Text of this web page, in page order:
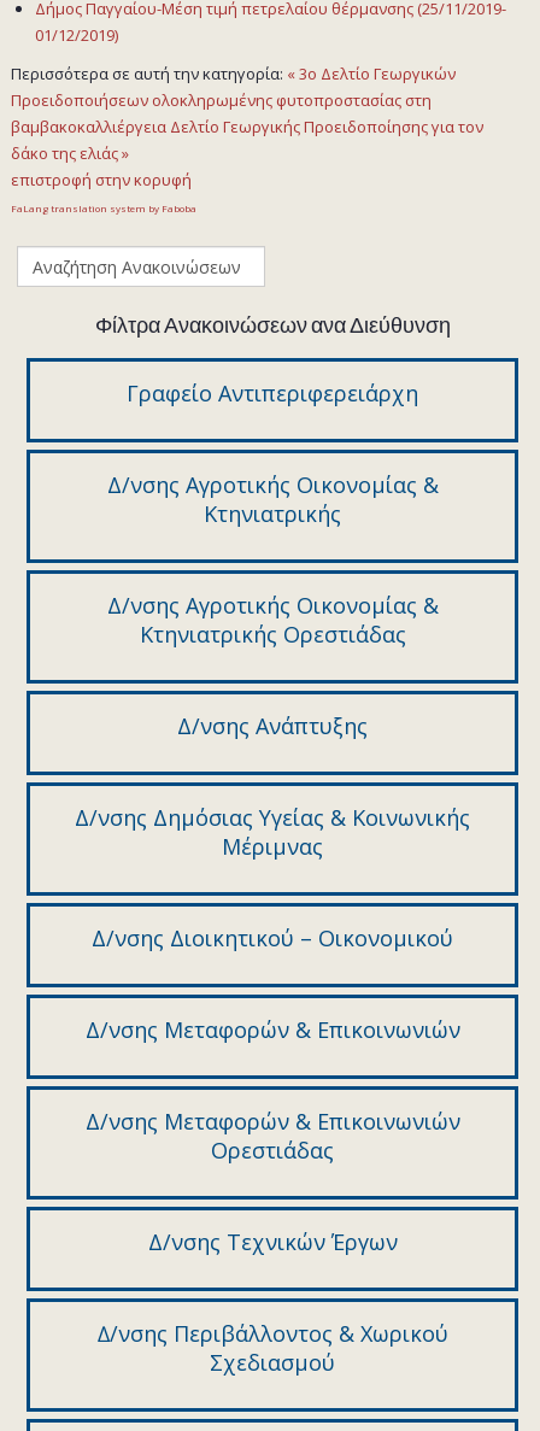
Δήμος Παγγαίου-Μέση τιμή πετρελαίου θέρμανσης (25/11/2019-
01/12/2019)
Περισσότερα σε αυτή την κατηγορία: « 3ο Δελτίο Γεωργικών
Προειδοποιήσεων ολοκληρωμένης φυτοπροστασίας στη
βαμβακοκαλλιέργεια Δελτίο Γεωργικής Προειδοποίησης για τον
δάκο της ελιάς »
επιστροφή στην κορυφή
FaLang translation system by Faboba
Φίλτρα Ανακοινώσεων ανα Διεύθυνση
Γραφείο Αντιπεριφερειάρχη
Δ/νσης Αγροτικής Οικονομίας &
Κτηνιατρικής
Δ/νσης Αγροτικής Οικονομίας &
Κτηνιατρικής Ορεστιάδας
Δ/νσης Ανάπτυξης
Δ/νσης Δημόσιας Υγείας & Κοινωνικής
Μέριμνας
Δ/νσης Διοικητικού – Οικονομικού
Δ/νσης Μεταφορών & Επικοινωνιών
Δ/νσης Μεταφορών & Επικοινωνιών
Ορεστιάδας
Δ/νσης Τεχνικών Έργων
∆/νσης Περιβάλλοντος & Χωρικού
Σχεδιασµού